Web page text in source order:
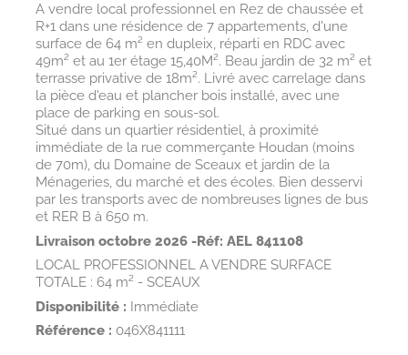
A vendre local professionnel en Rez de chaussée et
R+1 dans une résidence de 7 appartements, d'une
surface de 64 m² en dupleix, réparti en RDC avec
49m² et au 1er étage 15,40M². Beau jardin de 32 m² et
terrasse privative de 18m². Livré avec carrelage dans
la pièce d'eau et plancher bois installé, avec une
place de parking en sous-sol.
Situé dans un quartier résidentiel, à proximité
immédiate de la rue commerçante Houdan (moins
de 70m), du Domaine de Sceaux et jardin de la
Ménageries, du marché et des écoles. Bien desservi
par les transports avec de nombreuses lignes de bus
et RER B à 650 m.
Livraison octobre 2026 -Réf: AEL 841108
LOCAL PROFESSIONNEL A VENDRE SURFACE
TOTALE : 64 m² - SCEAUX
Disponibilité : Immédiate
Référence : 046X841111